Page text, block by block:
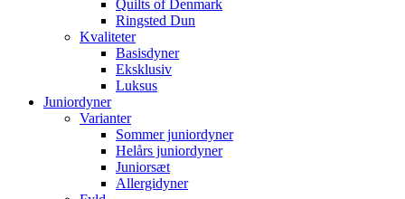
Quilts of Denmark
Ringsted Dun
Kvaliteter
Basisdyner
Eksklusiv
Luksus
Juniordyner
Varianter
Sommer juniordyner
Helårs juniordyner
Juniorsæt
Allergidyner